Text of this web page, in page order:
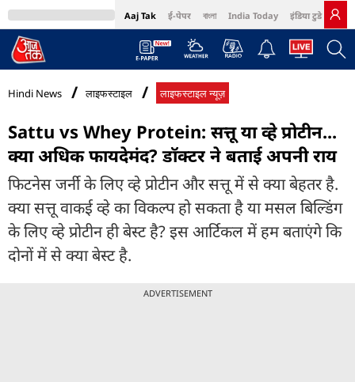
Aaj Tak ई-पेपर বাংলা India Today इंडिया टुडे हिंदी
MumbaiTak Cosmopolitan Harper's Bazaar Northeast
Hindi News लाइफस्टाइल लाइफस्टाइल न्यूज़
Sattu vs Whey Protein: सत्तू या व्हे प्रोटीन...
क्या अधिक फायदेमंद? डॉक्टर ने बताई अपनी राय
फिटनेस जर्नी के लिए व्हे प्रोटीन और सत्तू में से क्या बेहतर है.
क्या सत्तू वाकई व्हे का विकल्प हो सकता है या मसल बिल्डिंग
के लिए व्हे प्रोटीन ही बेस्ट है? इस आर्टिकल में हम बताएंगे कि
दोनों में से क्या बेस्ट है.
ADVERTISEMENT